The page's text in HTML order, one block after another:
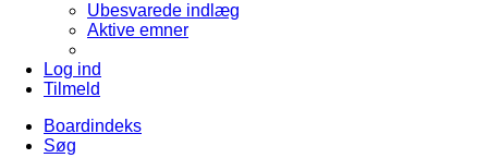
Ubesvarede indlæg
Aktive emner
Log ind
Tilmeld
Boardindeks
Søg